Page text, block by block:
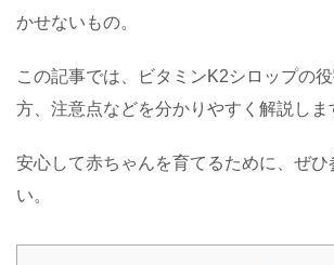
かせないもの。
この記事では、ビタミンK2シロップの
方、注意点などを分かりやすく解説しま
安心して赤ちゃんを育てるために、ぜひ
い。